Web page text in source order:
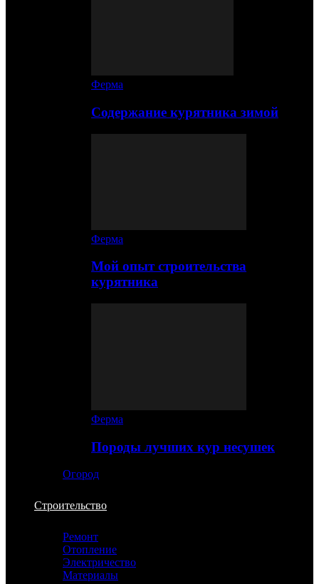
Ферма
Содержание курятника зимой
Ферма
Мой опыт строительства
курятника
Ферма
Породы лучших кур несушек
Огород
Строительство
Ремонт
Отопление
Электричество
Материалы